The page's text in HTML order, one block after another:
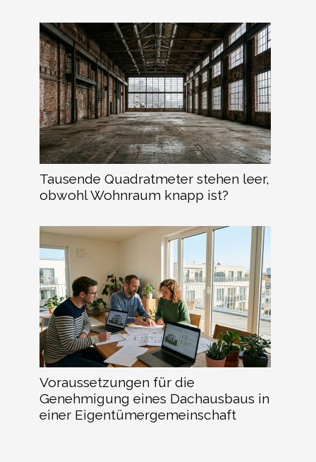
Tausende Quadratmeter stehen leer,
obwohl Wohnraum knapp ist?
Voraussetzungen für die
Genehmigung eines Dachausbaus in
einer Eigentümergemeinschaft